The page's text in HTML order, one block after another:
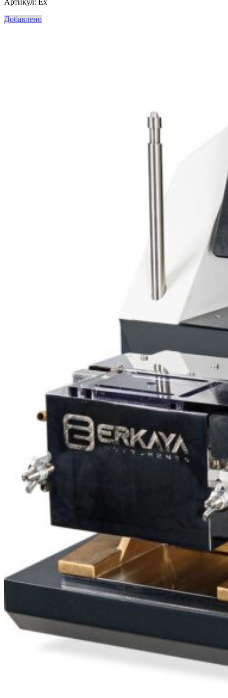
Добавлено